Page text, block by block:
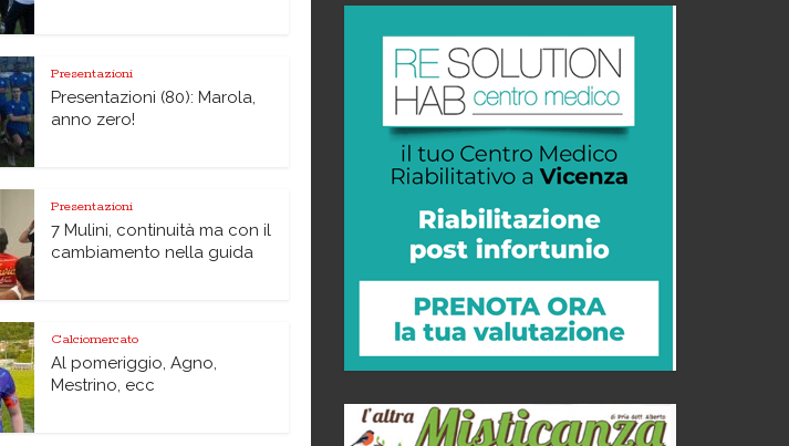
Presentazioni
Presentazioni (80): Marola,
anno zero!
Presentazioni
7 Mulini, continuità ma con il
cambiamento nella guida
Calciomercato
Al pomeriggio, Agno,
Mestrino, ecc